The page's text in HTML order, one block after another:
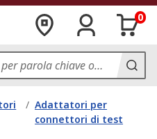
0
/ Adattatori per
connettori di test